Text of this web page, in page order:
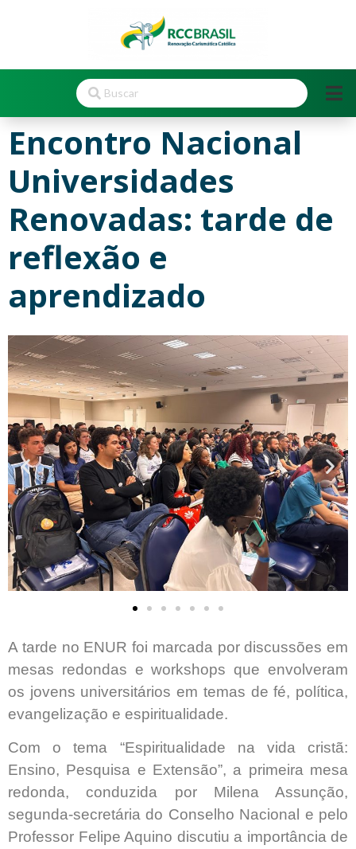
Encontro Nacional
Universidades
Renovadas: tarde de
reflexão e
aprendizado
A tarde no ENUR foi marcada por discussões em
mesas redondas e workshops que envolveram
os jovens universitários em temas de fé, política,
evangelização e espiritualidade.
Com o tema “Espiritualidade na vida cristã:
Ensino, Pesquisa e Extensão”, a primeira mesa
redonda, conduzida por Milena Assunção,
segunda-secretária do Conselho Nacional e pelo
Professor Felipe Aquino discutiu a importância de